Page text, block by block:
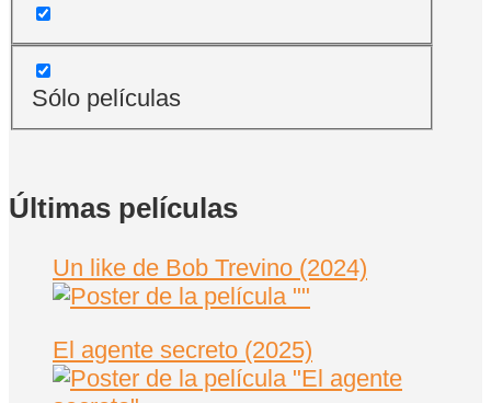
Sólo películas
Últimas películas
Un like de Bob Trevino (2024)
El agente secreto (2025)